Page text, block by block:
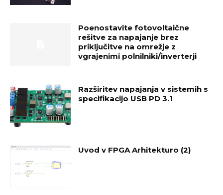
Poenostavite fotovoltaične
rešitve za napajanje brez
priključitve na omrežje z
vgrajenimi polnilniki/inverterji
Razširitev napajanja v sistemih s
specifikacijo USB PD 3.1
Uvod v FPGA Arhitekturo (2)